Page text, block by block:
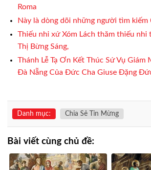
Roma
Này là dòng dõi những người tìm kiếm
Thiếu nhi xứ Xóm Lách thăm thiếu nhi
Thị Bừng Sáng,
Thánh Lễ Tạ Ơn Kết Thúc Sứ Vụ Giám
Đà Nẵng Của Đức Cha Giuse Đặng
Danh mục: Chia Sẻ Tin Mừng
Bài viết cùng chủ đề: